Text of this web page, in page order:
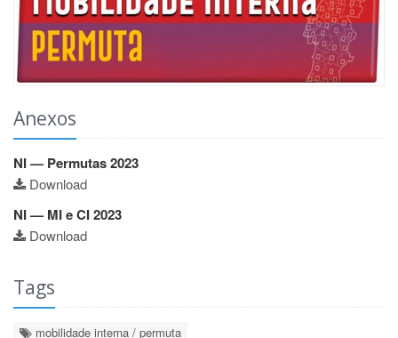
Anexos
NI — Permutas 2023
Download
NI — MI e CI 2023
Download
Tags
mobilidade interna / permuta